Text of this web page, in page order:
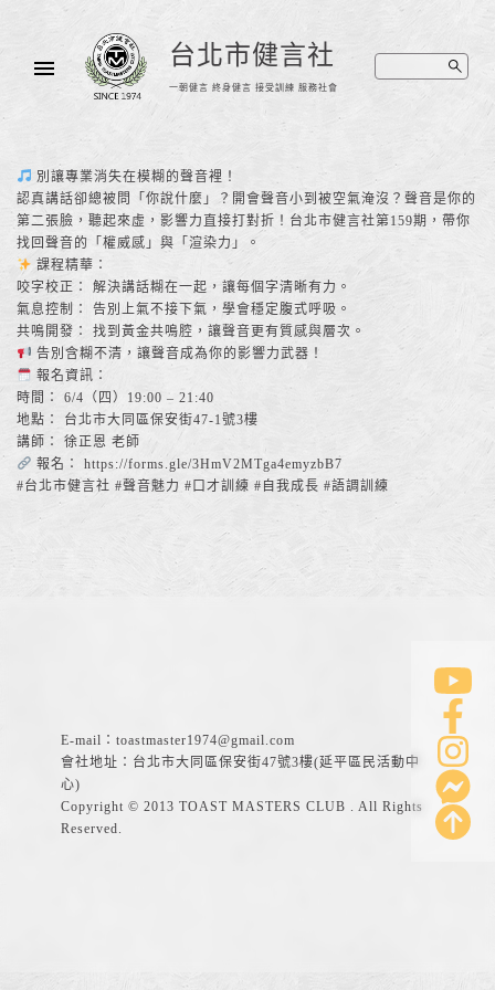
台北市健言社
一朝健言 終身健言 接受訓練 服務社會
別讓專業消失在模糊的聲音裡！
認真講話卻總被問「你說什麼」？開會聲音小到被空氣淹沒？聲音是你的
第二張臉，聽起來虛，影響力直接打對折！台北市健言社第159期，帶你
找回聲音的「權威感」與「渲染力」。
課程精華：
咬字校正： 解決講話糊在一起，讓每個字清晰有力。
氣息控制： 告別上氣不接下氣，學會穩定腹式呼吸。
共鳴開發： 找到黃金共鳴腔，讓聲音更有質感與層次。
告別含糊不清，讓聲音成為你的影響力武器！
報名資訊：
時間： 6/4（四）19:00 – 21:40
地點： 台北市大同區保安街47-1號3樓
講師： 徐正恩 老師
報名： https://forms.gle/3HmV2MTga4emyzbB7
#台北市健言社 #聲音魅力 #口才訓練 #自我成長 #語調訓練
E-mail： toastmaster1974@gmail.com
會社地址：台北市大同區保安街47號3樓(延平區民活動中
心)
Copyright © 2013 TOAST MASTERS CLUB . All Rights
Reserved.